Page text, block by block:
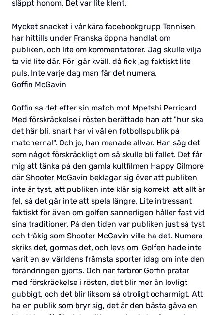
släppt honom. Det var lite klent.
Mycket snacket i vår kära facebookgrupp Tennisen
har hittills under Franska öppna handlat om
publiken, och lite om kommentatorer. Jag skulle vilja
ta vid lite där. För igår kväll, då fick jag faktiskt lite
puls. Inte varje dag man får det numera.
Goffin McGavin
Goffin sa det efter sin match mot Mpetshi Perricard.
Med förskräckelse i rösten berättade han att "hur ska
det här bli, snart har vi väl en fotbollspublik på
matcherna!". Och jo, han menade allvar. Han såg det
som något förskräckligt om så skulle bli fallet. Det får
mig att tänka på den gamla kultfilmen Happy Gilmore
där Shooter McGavin beklagar sig över att publiken
inte är tyst, att publiken inte klär sig korrekt, att allt är
fel, så det går inte att spela längre. Lite intressant
faktiskt för även om golfen sannerligen håller fast vid
sina traditioner. På den tiden var publiken just så tyst
och tråkig som Shooter McGavin ville ha det. Numera
skriks det, gormas det, och levs om. Golfen hade inte
varit en av världens främsta sporter idag om inte den
förändringen gjorts. Och när farbror Goffin pratar
med förskräckelse i rösten, det blir mer än lovligt
gubbigt, och det blir liksom så otroligt ocharmigt. Att
ha en publik som bryr sig, det är den bästa gåva en